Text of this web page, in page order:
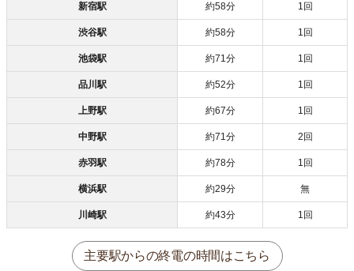
新宿駅 約58分 1回
渋谷駅 約58分 1回
池袋駅 約71分 1回
品川駅 約52分 1回
上野駅 約67分 1回
中野駅 約71分 2回
赤羽駅 約78分 1回
横浜駅 約29分 無
川崎駅 約43分 1回
主要駅からの終電の時間はこちら